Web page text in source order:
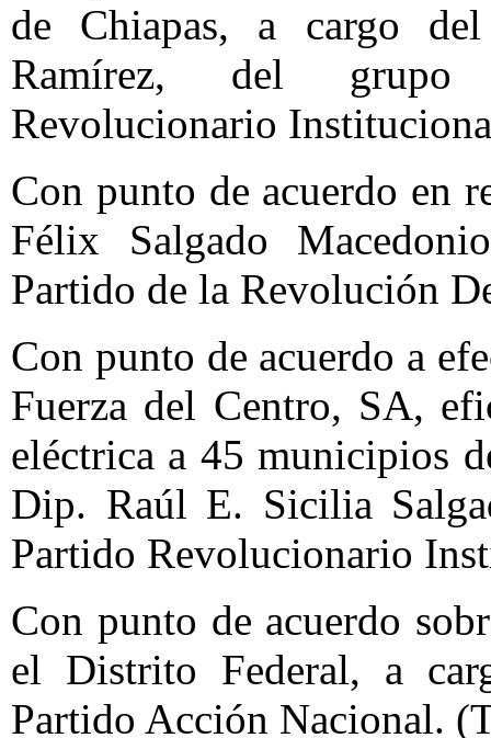
de Chiapas, a cargo
Ramírez, del grupo
Revolucionario
Con punto de acuerdo en
Félix Salgado
Partido de la Revolución
Con punto de acuerdo a
Fuerza del Centro, SA,
eléctrica a 45 municipios
Dip. Raúl E. Sicilia
Partido Revolucionario
Con punto de acuerdo
el Distrito Federal, a
Partido Acción Nacional.